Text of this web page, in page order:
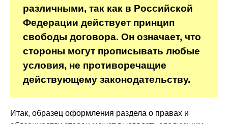
различными, так как в Российской
Федерации действует принцип
свободы договора. Он означает, что
стороны могут прописывать любые
условия, не противоречащие
действующему законодательству.
Итак, образец оформления раздела о правах и